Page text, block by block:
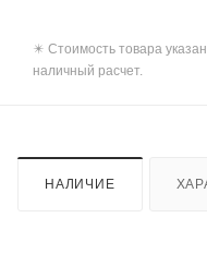
✴️ Стоимость товара
наличный расчет.
НАЛИЧИЕ